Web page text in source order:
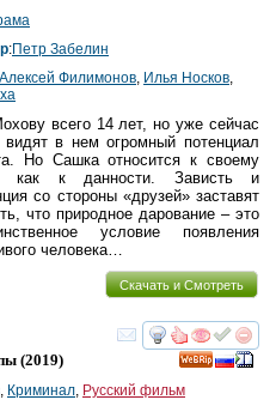
:Петр Забелин
Алексей Филимонов Илья Носков
всего 14 лет, но уже сейчас
видят в нем огромный потенциал
Но Сашка относится к своему
как к данности. Зависть и
со стороны «друзей» заставят
что природное дарование – это
условие появления
человека…
Скачать и Смотреть
смотреть
(2019)
, Криминал, Русский фильм